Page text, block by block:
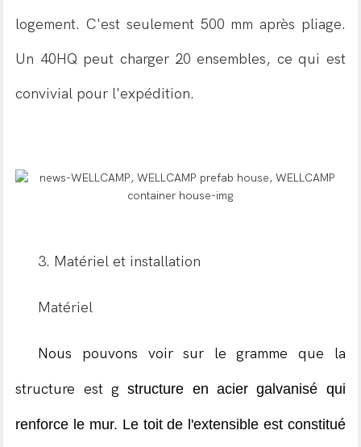
logement. C'est seulement 500 mm après pliage.
Un 40HQ peut charger 20 ensembles, ce qui est
convivial pour l'expédition.
3. Matériel et installation
Matériel
Nous pouvons voir sur le gramme que la
structure est gstructure en acier galvanisé qui
renforce le mur. Le toit de l'extensible est constitué